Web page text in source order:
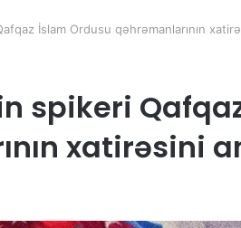
İslam Ordusu qəhrəmanlarının
spikeri
xatirəsini